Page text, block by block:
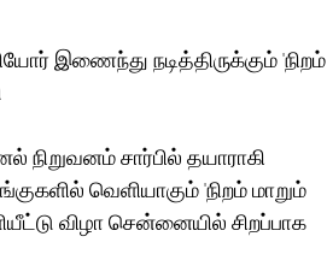
இணைந்து நடித்திருக்கும் 'நிறம்
சார்பில் தயாராகி
வெளியாகும் 'நிறம் மாறும்
விழா சென்னையில் சிறப்பாக